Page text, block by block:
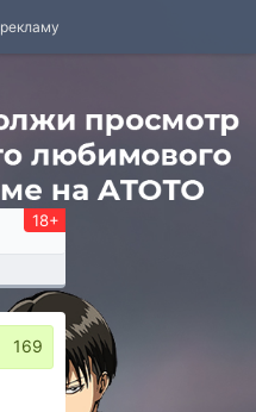
18+
169